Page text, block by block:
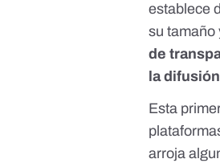
establece
su tamaño
de
la
Esta
arroja